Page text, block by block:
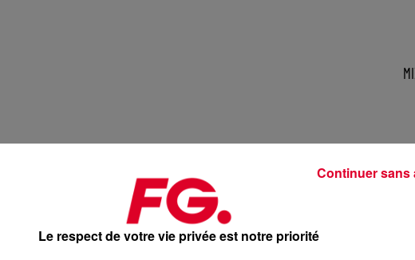
Le respect de votre vie privée est notre priorité
Continuer sans